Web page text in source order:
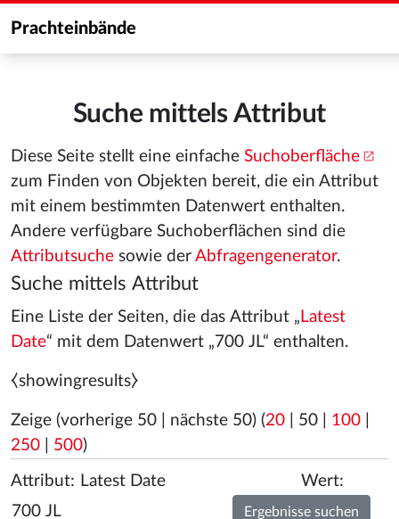
Prachteinbände
Suche mittels Attribut
Diese Seite stellt eine einfache Suchoberfläche
zum Finden von Objekten bereit, die ein Attribut
mit einem bestimmten Datenwert enthalten.
Andere verfügbare Suchoberflächen sind die
Attributsuche sowie der Abfragengenerator.
Suche mittels Attribut
Eine Liste der Seiten, die das Attribut „ Latest
Date“ mit dem Datenwert „700 JL“ enthalten.
⧼showingresults⧽
Zeige (vorherige 50 nächste 50) (20 50 100
250
500)
Attribut: Wert: